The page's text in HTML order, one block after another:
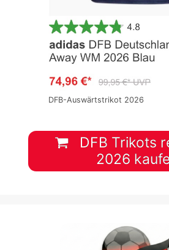
DFB-Auswärtstrikot 2026
DFB Trikots
2026